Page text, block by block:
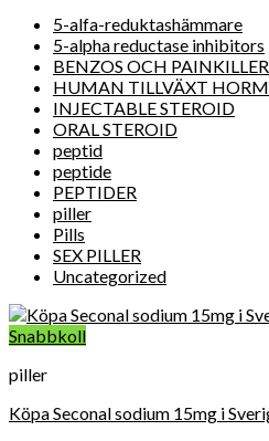
5-alfa-reduktashämmare
5-alpha reductase inhibitors
BENZOS OCH
HUMAN TILLVÄXT
INJECTABLE STEROID
ORAL STEROID
peptid
peptide
PEPTIDER
piller
Pills
SEX PILLER
Uncategorized
Snabbkoll
piller
Köpa Seconal sodium 15mg i